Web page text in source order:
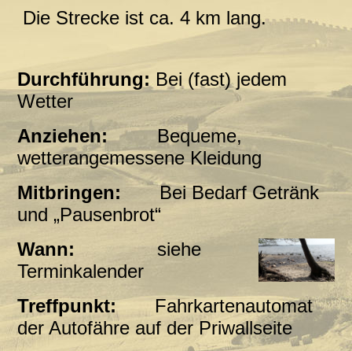
Die Strecke ist ca. 4 km lang.
Durchführung: Bei (fast) jedem
Wetter
Anziehen:Bequeme,
wetterangemessene Kleidung
Mitbringen:
Bei Bedarf Getränk
und „Pausenbrot“
Wann: siehe
Terminkalender
Treffpunkt:Fahrkartenautomat
der Autofähre auf der Priwallseite